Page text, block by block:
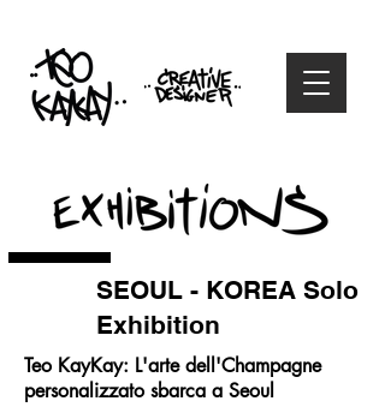
SEOUL - KOREA Solo
Exhibition
Teo KayKay: L'arte dell'Champagne
personalizzato sbarca a Seoul